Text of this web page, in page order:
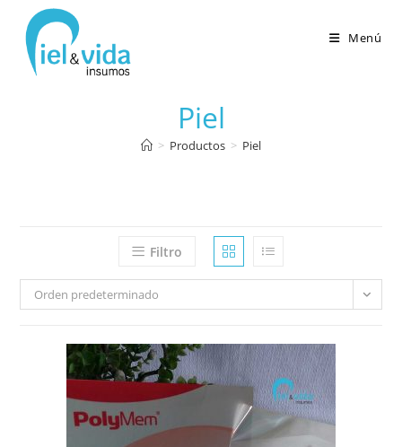
Menú
Piel
> Productos > Piel
Filtro
Orden predeterminado